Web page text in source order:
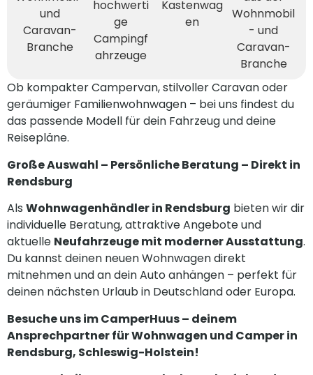
Ob kompakter Campervan, stilvoller Caravan oder
geräumiger Familienwohnwagen – bei uns findest du
das passende Modell für dein Fahrzeug und deine
Reisepläne.
Große Auswahl – Persönliche Beratung – Direkt in
Rendsburg
Als Wohnwagenhändler in Rendsburg bieten wir dir
individuelle Beratung, attraktive Angebote und
aktuelle Neufahrzeuge mit moderner Ausstattung.
Du kannst deinen neuen Wohnwagen direkt
mitnehmen und an dein Auto anhängen – perfekt für
deinen nächsten Urlaub in Deutschland oder Europa.
Besuche uns imCamperHuus– deinem
Ansprechpartner für Wohnwagen und Camper in
Rendsburg, Schleswig-Holstein!